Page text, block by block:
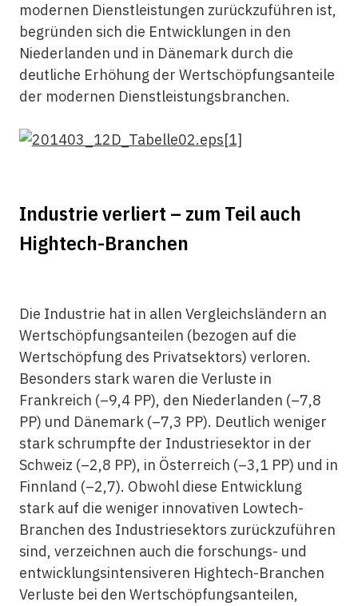
modernen Dienstleistungen zurückzuführen ist,
begründen sich die Entwicklungen in den
Niederlanden und in Dänemark durch die
deutliche Erhöhung der Wertschöpfungsanteile
der modernen Dienstleistungsbranchen.
Industrie verliert – zum Teil auch
Hightech-Branchen
Die Industrie hat in allen Vergleichsländern an
Wertschöpfungsanteilen (bezogen auf die
Wertschöpfung des Privatsektors) verloren.
Besonders stark waren die Verluste in
Frankreich (–9,4 PP), den Niederlanden (–7,8
PP) und Dänemark (–7,3 PP). Deutlich weniger
stark schrumpfte der Industriesektor in der
Schweiz (–2,8 PP), in Österreich (–3,1 PP) und in
Finnland (–2,7). Obwohl diese Entwicklung
stark auf die ­weniger innovativen Lowtech-
Branchen des Industriesektors zurückzuführen
sind, verzeichnen auch die forschungs- und
entwicklungsintensiveren Hightech-Branchen
Verluste bei den Wertschöpfungsanteilen,